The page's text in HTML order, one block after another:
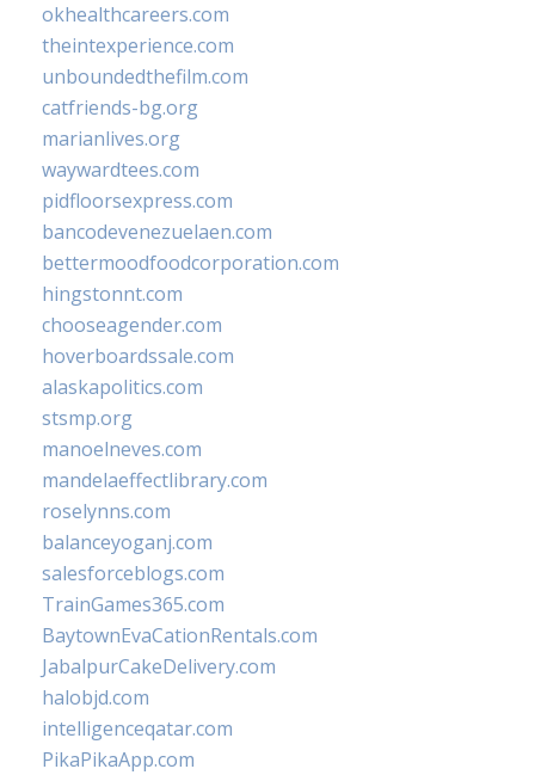
okhealthcareers.com
theintexperience.com
unboundedthefilm.com
catfriends-bg.org
marianlives.org
waywardtees.com
pidfloorsexpress.com
bancodevenezuelaen.com
bettermoodfoodcorporation.com
hingstonnt.com
chooseagender.com
hoverboardssale.com
alaskapolitics.com
stsmp.org
manoelneves.com
mandelaeffectlibrary.com
roselynns.com
balanceyoganj.com
salesforceblogs.com
TrainGames365.com
BaytownEvaCationRentals.com
JabalpurCakeDelivery.com
halobjd.com
intelligenceqatar.com
PikaPikaApp.com